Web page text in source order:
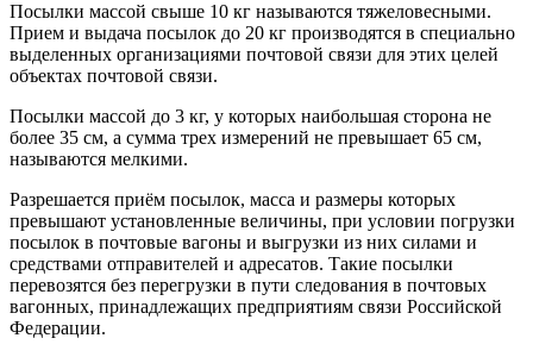
Посылки массой свыше 10 кг называются тяжеловесными.
Прием и выдача посылок до 20 кг производятся в специально
выделенных организациями почтовой связи для этих целей
объектах почтовой связи.
Посылки массой до 3 кг, у которых наибольшая сторона не
более 35 см, а сумма трех измерений не превышает 65 см,
называются мелкими.
Разрешается приём посылок, масса и размеры которых
превышают установленные величины, при условии погрузки
посылок в почтовые вагоны и выгрузки из них силами и
средствами отправителей и адресатов. Такие посылки
перевозятся без перегрузки в пути следования в почтовых
вагонных, принадлежащих предприятиям связи Российской
Федерации.